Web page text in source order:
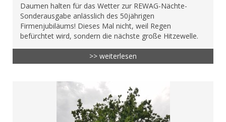
Daumen halten für das Wetter zur REWAG-Nächte-
Sonderausgabe anlässlich des 50jährigen
Firmenjubiläums! Dieses Mal nicht, weil Regen
befürchtet wird, sondern die nächste große Hitzewelle.
>> weiterlesen